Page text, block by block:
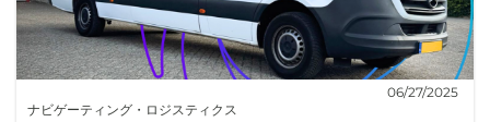
ナビゲーティング・ロジスティクス
06/27/2025